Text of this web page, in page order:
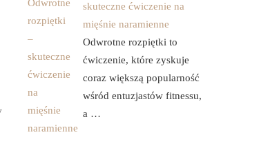
skuteczne ćwiczenie na
mięśnie naramienne
Odwrotne rozpiętki to
ćwiczenie, które zyskuje
coraz większą popularność
wśród entuzjastów fitnessu,
a …